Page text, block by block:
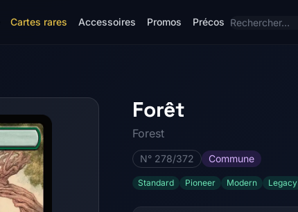
Cartes rares Accessoires Promos Précos
Forêt
Forest
N° 278/372 Commune
Standard Pioneer Modern Legacy